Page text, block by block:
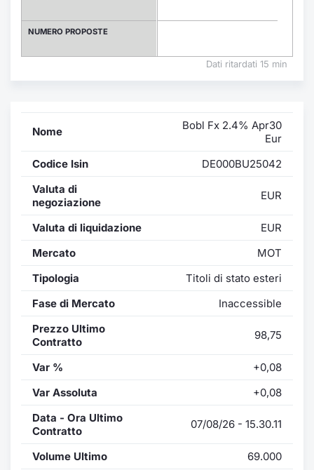
NUMERO PROPOSTE
Dati ritardati 15 min
Nome
Bobl Fx 2.4% Apr30
Eur
Codice Isin
DE000BU25042
Valuta di
negoziazione
EUR
Valuta di liquidazione
EUR
Mercato
MOT
Tipologia
Titoli di stato esteri
Fase di Mercato
Inaccessible
Prezzo Ultimo
Contratto
98,75
Var %
+0,08
Var Assoluta
+0,08
Data - Ora Ultimo
Contratto
07/08/26 - 15.30.11
Volume Ultimo
69.000
Avvisi
KID